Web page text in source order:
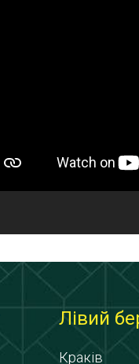
Лівий
Краків